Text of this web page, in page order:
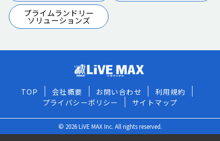
プライムランドリー
ソリューションズ
TOP 会社概要 お問い合わせ
利用規約
プライバシーポリシー
サイトマップ
© 2026 LiVE MAX Inc. All rights reserved.